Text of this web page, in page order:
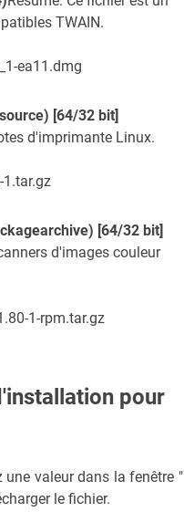
TWAIN.
ea11.dmg
[64/32 bit]
d'imprimante Linux.
[64/32 bit]
d'images couleur
1-rpm.tar.gz
pour
une valeur dans la fenêtre "
le fichier.